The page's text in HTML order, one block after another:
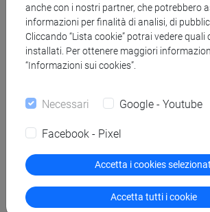
Protocollo n. 98010 del 21/04/2023
Bando di selezione pubblica per la
graduatoria di collaboratori ed esperti
di madrelingua turca da utilizzare
Bando e allegati
A cura di ARU-CEL
Candidature
anche con i nostri partner, che potrebbero
informazioni per finalità di analisi, di
Cliccando “Lista cookie” potrai vedere
installati. Per ottenere maggiori
“Informazioni sui cookies”.
Necessari Google - Youtube
Facebook - Pixel
Accetta i cookies
Accetta tutti i cookie